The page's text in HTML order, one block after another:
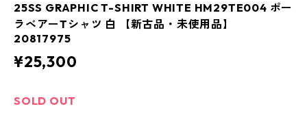
25SS GRAPHIC T-SHIRT WHITE HM29TE004 ポー
ラベアーTシャツ 白 【新古品・未使用品】
20817975
¥25,300
SOLD OUT